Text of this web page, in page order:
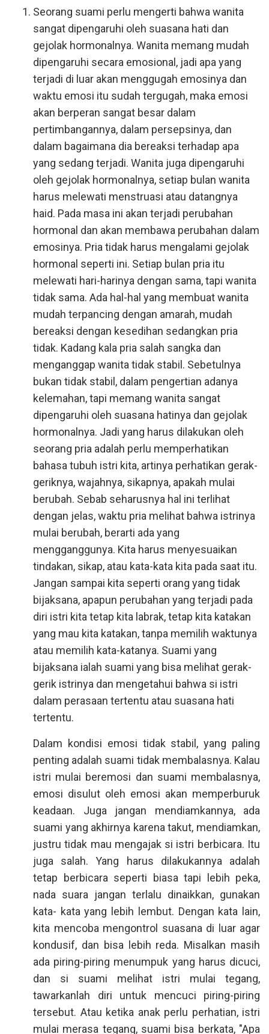
Seorang suami perlu mengerti bahwa wanita
sangat dipengaruhi oleh suasana hati dan
gejolak hormonalnya. Wanita memang mudah
dipengaruhi secara emosional, jadi apa yang
terjadi di luar akan menggugah emosinya dan
waktu emosi itu sudah tergugah, maka emosi
akan berperan sangat besar dalam
pertimbangannya, dalam persepsinya, dan
dalam bagaimana dia bereaksi terhadap apa
yang sedang terjadi. Wanita juga dipengaruhi
oleh gejolak hormonalnya, setiap bulan wanita
harus melewati menstruasi atau datangnya
haid. Pada masa ini akan terjadi perubahan
hormonal dan akan membawa perubahan dalam
emosinya. Pria tidak harus mengalami gejolak
hormonal seperti ini. Setiap bulan pria itu
melewati hari-harinya dengan sama, tapi wanita
tidak sama. Ada hal-hal yang membuat wanita
mudah terpancing dengan amarah, mudah
bereaksi dengan kesedihan sedangkan pria
tidak. Kadang kala pria salah sangka dan
menganggap wanita tidak stabil. Sebetulnya
bukan tidak stabil, dalam pengertian adanya
kelemahan, tapi memang wanita sangat
dipengaruhi oleh suasana hatinya dan gejolak
hormonalnya. Jadi yang harus dilakukan oleh
seorang pria adalah perlu memperhatikan
bahasa tubuh istri kita, artinya perhatikan gerak-
geriknya, wajahnya, sikapnya, apakah mulai
berubah. Sebab seharusnya hal ini terlihat
dengan jelas, waktu pria melihat bahwa istrinya
mulai berubah, berarti ada yang
mengganggunya. Kita harus menyesuaikan
tindakan, sikap, atau kata-kata kita pada saat itu.
Jangan sampai kita seperti orang yang tidak
bijaksana, apapun perubahan yang terjadi pada
diri istri kita tetap kita labrak, tetap kita katakan
yang mau kita katakan, tanpa memilih waktunya
atau memilih kata-katanya. Suami yang
bijaksana ialah suami yang bisa melihat gerak-
gerik istrinya dan mengetahui bahwa si istri
dalam perasaan tertentu atau suasana hati
tertentu.
Dalam kondisi emosi tidak stabil, yang paling
penting adalah suami tidak membalasnya. Kalau
istri mulai beremosi dan suami membalasnya,
emosi disulut oleh emosi akan memperburuk
keadaan. Juga jangan mendiamkannya, ada
suami yang akhirnya karena takut, mendiamkan,
justru tidak mau mengajak si istri berbicara. Itu
juga salah. Yang harus dilakukannya adalah
tetap berbicara seperti biasa tapi lebih peka,
nada suara jangan terlalu dinaikkan, gunakan
kata- kata yang lebih lembut. Dengan kata lain,
kita mencoba mengontrol suasana di luar agar
kondusif, dan bisa lebih reda. Misalkan masih
ada piring-piring menumpuk yang harus dicuci,
dan si suami melihat istri mulai tegang,
tawarkanlah diri untuk mencuci piring-piring
tersebut. Atau ketika anak perlu perhatian, istri
mulai merasa tegang, suami bisa berkata, "Apa